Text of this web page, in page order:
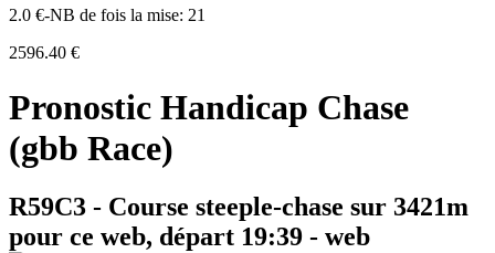
2.0 €-NB de fois la mise: 21
2596.40 €
Pronostic Handicap Chase
(gbb Race)
R59C3 - Course steeple-chase sur 3421m
pour ce web, départ 19:39 - web